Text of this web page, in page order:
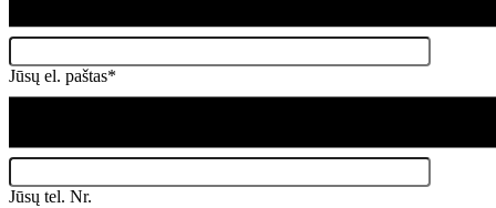
Jūsų el. paštas*
Jūsų tel. Nr.